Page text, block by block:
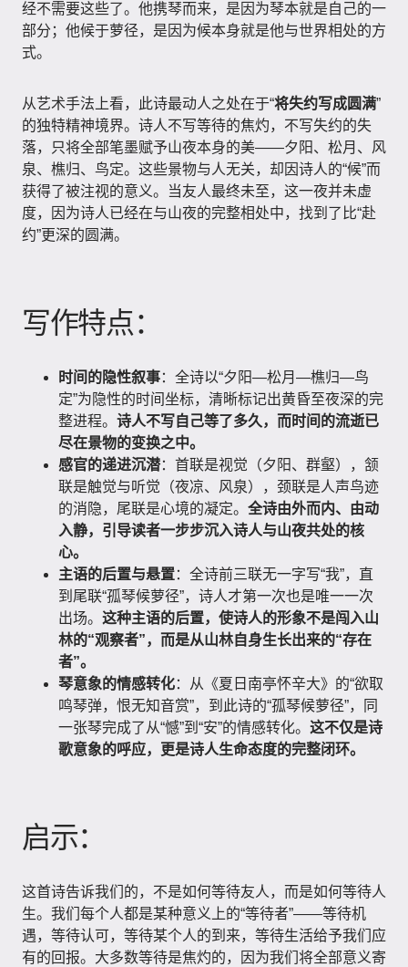
经不需要这些了。他携琴而来，是因为琴本就是自己的一
部分；他候于萝径，是因为候本身就是他与世界相处的方
式。
从艺术手法上看，此诗最动人之处在于“将失约写成圆满”
的独特精神境界。诗人不写等待的焦灼，不写失约的失
落，只将全部笔墨赋予山夜本身的美——夕阳、松月、风
泉、樵归、鸟定。这些景物与人无关，却因诗人的“候”而
获得了被注视的意义。当友人最终未至，这一夜并未虚
度，因为诗人已经在与山夜的完整相处中，找到了比“赴
约”更深的圆满。
写作特点：
时间的隐性叙事：全诗以“夕阳—松月—樵归—鸟
定”为隐性的时间坐标，清晰标记出黄昏至夜深的完
整进程。 诗人不写自己等了多久，而时间的流逝已
尽在景物的变换之中。
感官的递进沉潜：首联是视觉（夕阳、群壑），颔
联是触觉与听觉（夜凉、风泉），颈联是人声鸟迹
的消隐，尾联是心境的凝定。 全诗由外而内、由动
入静，引导读者一步步沉入诗人与山夜共处的核
心。
主语的后置与悬置：全诗前三联无一字写“我”，直
到尾联“孤琴候萝径”，诗人才第一次也是唯一一次
出场。 这种主语的后置，使诗人的形象不是闯入山
林的“观察者”，而是从山林自身生长出来的“存在
者”。
琴意象的情感转化：从《夏日南亭怀辛大》的“欲取
鸣琴弹，恨无知音赏”，到此诗的“孤琴候萝径”，同
一张琴完成了从“憾”到“安”的情感转化。 这不仅是诗
歌意象的呼应，更是诗人生命态度的完整闭环。
启示：
这首诗告诉我们的，不是如何等待友人，而是如何等待人
生。我们每个人都是某种意义上的“等待者”——等待机
遇，等待认可，等待某个人的到来，等待生活给予我们应
有的回报。大多数等待是焦灼的，因为我们将全部意义寄